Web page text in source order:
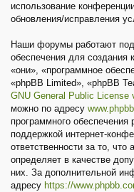
использование
обновления/исправления
Наши форумы работают
обеспечения для
«они», «программное
«phpBB Limited», «phpBB
GNU General Public License
можно по адресу
программного обеспечения
поддержкой интернет-
ответственности за то,
определяет в качестве
них. За дополнительной
адресу https://